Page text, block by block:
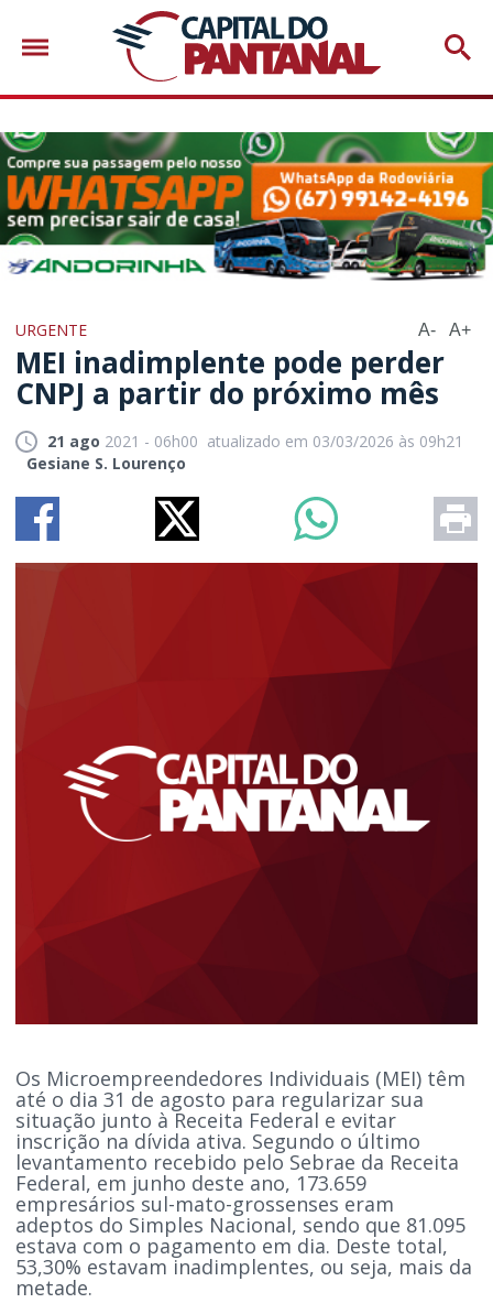
URGENTE A- A+
MEI inadimplente pode perder
CNPJ a partir do próximo mês
21 ago 2021 - 06h00 atualizado em 03/03/2026 às 09h21
Gesiane S. Lourenço
Os Microempreendedores Individuais (MEI) têm
até o dia 31 de agosto para regularizar sua
situação junto à Receita Federal e evitar
inscrição na dívida ativa. Segundo o último
levantamento recebido pelo Sebrae da Receita
Federal, em junho deste ano, 173.659
empresários sul-mato-grossenses eram
adeptos do Simples Nacional, sendo que 81.095
estava com o pagamento em dia. Deste total,
53,30% estavam inadimplentes, ou seja, mais da
metade.